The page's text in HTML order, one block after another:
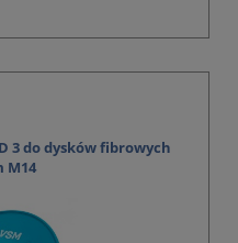
3 do dysków fibrowych
M14